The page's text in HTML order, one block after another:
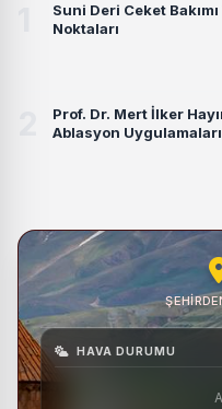
Suni Deri Ceket
Noktaları
Prof. Dr. Mert İlker
Ablasyon
HAVA DURUMU